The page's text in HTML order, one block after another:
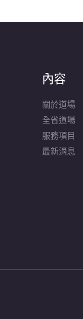
內容
關於道場
全省道場
服務項目
最新消息